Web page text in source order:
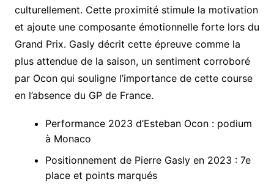
culturellement. Cette proximité stimule la motivation
et ajoute une composante émotionnelle forte lors du
Grand Prix. Gasly décrit cette épreuve comme la
plus attendue de la saison, un sentiment corroboré
par Ocon qui souligne l’importance de cette course
en l’absence du GP de France.
Performance 2023 d’Esteban Ocon : podium
à Monaco
Positionnement de Pierre Gasly en 2023 : 7e
place et points marqués